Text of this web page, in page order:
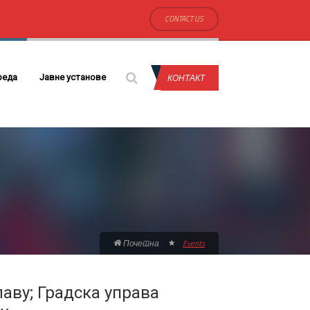
CONTACT US
Јавне установе КОНТАКТ
Почетна Events
Градска управа